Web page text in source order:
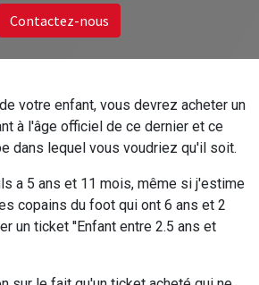
Contactez-nous
votre enfant, vous devrez acheter un
à l'âge officiel de ce dernier et ce
dans lequel vous voudriez qu'il soit.
a 5 ans et 11 mois, même si j'estime
copains du foot qui ont 6 ans et 2
un ticket ''Enfant entre 2.5 ans et